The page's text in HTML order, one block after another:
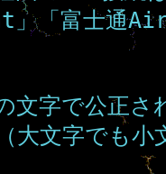
」「富士通
文字で公正さ
大文字でも